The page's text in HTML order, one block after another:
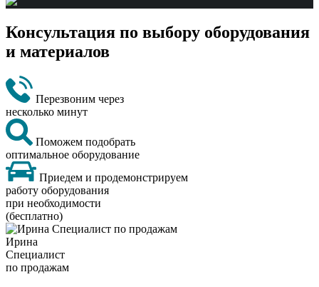
Консультация по выбору оборудования
и материалов
Перезвоним через
несколько минут
Поможем подобрать
оптимальное оборудование
Приедем и продемонстрируем
работу оборудования
при необходимости
(бесплатно)
Ирина
Специалист
по продажам